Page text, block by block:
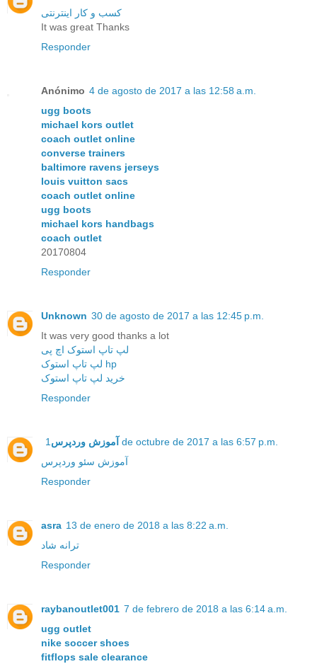
کسب و کار اینترنتی
It was great Thanks
Responder
Anónimo 4 de agosto de 2017 a las 12:58 a.m.
ugg boots
michael kors outlet
coach outlet online
converse trainers
baltimore ravens jerseys
louis vuitton sacs
coach outlet online
ugg boots
michael kors handbags
coach outlet
20170804
Responder
Unknown 30 de agosto de 2017 a las 12:45 p.m.
It was very good thanks a lot
لپ تاپ استوک اچ پی
لپ تاپ استوک hp
خرید لپ تاپ استوک
Responder
آموزش وردپرس 1 de octubre de 2017 a las 6:57 p.m.
آموزش سئو وردپرس
Responder
asra 13 de enero de 2018 a las 8:22 a.m.
ترانه شاد
Responder
raybanoutlet001 7 de febrero de 2018 a las 6:14 a.m.
ugg outlet
nike soccer shoes
fitflops sale clearance